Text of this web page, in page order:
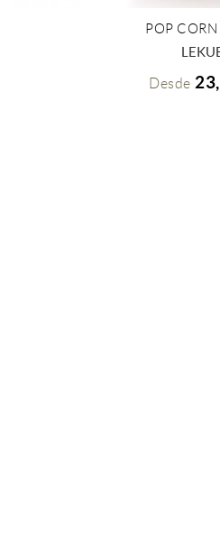
+ INFO
POP CORN
Desde